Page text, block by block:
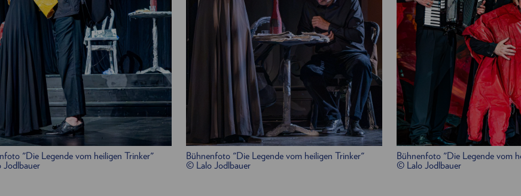
"Die Legende vom heiligen Trinker"
Bühnenfoto "Die Legende vom heiligen Trinker"
© Lalo Jodlbauer
Bühnenfoto "Die Legende vom
© Lalo Jodlbauer